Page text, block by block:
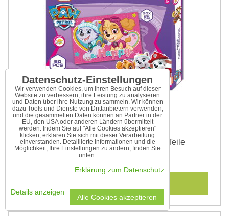
Puzzle Paw Patrol Be Happy - 50 Teile
Datenschutz-Einstellungen
Wir verwenden Cookies, um Ihren Besuch auf dieser
Website zu verbessern, ihre Leistung zu analysieren
und Daten über ihre Nutzung zu sammeln. Wir können
dazu Tools und Dienste von Drittanbietern verwenden,
und die gesammelten Daten können an Partner in der
EU, den USA oder anderen Ländern übermittelt
werden. Indem Sie auf "Alle Cookies akzeptieren"
klicken, erklären Sie sich mit dieser Verarbeitung
einverstanden. Detaillierte Informationen und die
Möglichkeit, Ihre Einstellungen zu ändern, finden Sie
unten.
Erklärung zum Datenschutz
Details anzeigen
Alle Cookies akzeptieren